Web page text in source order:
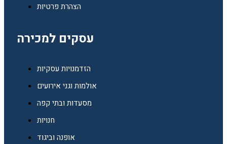
הצהרת פרטיות
עסקים למכירה
הזדמנויות עסקיות
אולמות וגני אירועים
מסעדות ובתי קפה
חנויות
אופנה וביגוד